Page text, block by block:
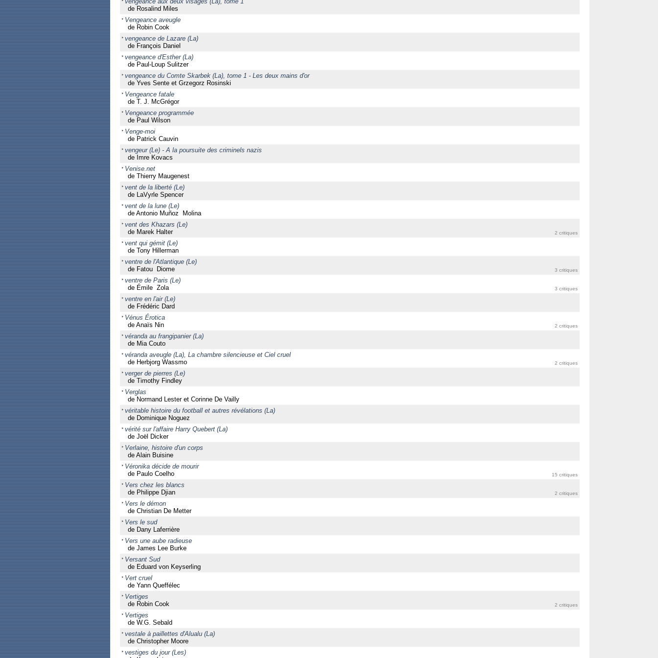
de Rosalind Miles
Vengeance aveugle
de Robin Cook
vengeance de Lazare (La)
de François Daniel
vengeance d'Esther (La)
de Paul-Loup Sulitzer
vengeance du Comte Skarbek (La), tome 1 - Les deux mains d'or
de Yves Sente et Grzegorz Rosinski
Vengeance fatale
de T. J. McGrégor
Vengeance programmée
de Paul Wilson
Venge-moi
de Patrick Cauvin
vengeur (Le) - A la poursuite des criminels nazis
de Imre Kovacs
Venise.net
de Thierry Maugenest
vent de la liberté (Le)
de LaVyrle Spencer
vent de la lune (Le)
de Antonio Muñoz Molina
vent des Khazars (Le)
de Marek Halter
2 critiques
vent qui gémit (Le)
de Tony Hillerman
ventre de l'Atlantique (Le)
de Fatou Diome
3 critiques
ventre de Paris (Le)
de Émile Zola
3 critiques
ventre en l'air (Le)
de Frédéric Dard
Vénus Érotica
de Anaïs Nin
2 critiques
véranda au frangipanier (La)
de Mia Couto
véranda aveugle (La), La chambre silencieuse et Ciel cruel
de Herbjorg Wassmo
2 critiques
verger de pierres (Le)
de Timothy Findley
Verglas
de Normand Lester et Corinne De Vailly
véritable histoire du football et autres révélations (La)
de Dominique Noguez
vérité sur l'affaire Harry Quebert (La)
de Joël Dicker
Verlaine, histoire d'un corps
de Alain Buisine
Véronika décide de mourir
de Paulo Coelho
15 critiques
Vers chez les blancs
de Philippe Djian
2 critiques
Vers le démon
de Christian De Metter
Vers le sud
de Dany Laferrière
Vers une aube radieuse
de James Lee Burke
Versant Sud
de Eduard von Keyserling
Vert cruel
de Yann Queffélec
Vertiges
de Robin Cook
2 critiques
Vertiges
de W.G. Sebald
vestale à paillettes d'Alualu (La)
de Christopher Moore
vestiges du jour (Les)